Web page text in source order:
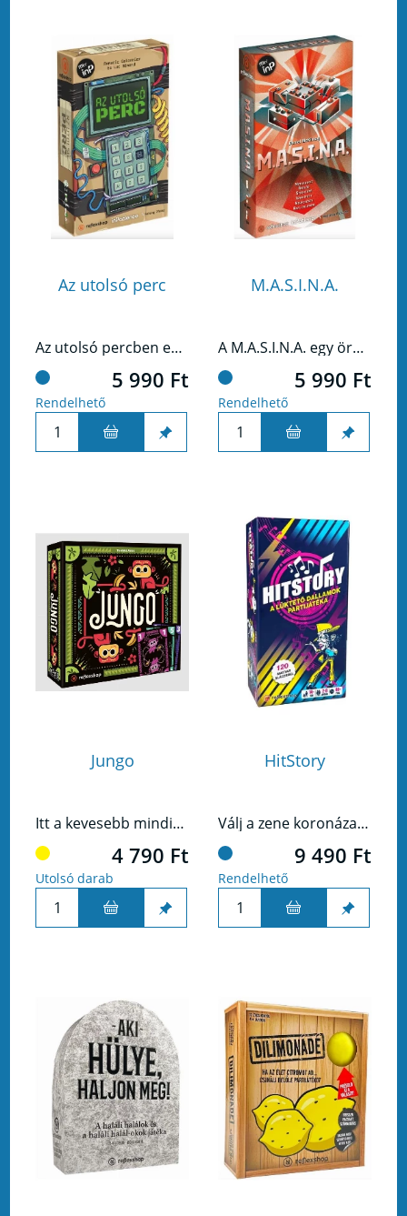
Az utolsó perc
Az utolsó percben egy elit bombaszakértő csapatként kell trükkös robbanószereket hatástalanítanotok, ami egy ilyen harcedzett bandának nem is lenne akadály, de mindenre csupán egy percetek van, miközben össze kell fognotok, és a szűkös időn belül minden felmerülő problémát el kell hárítanotok.
5 990 Ft
Rendelhető
M.A.S.I.N.A.
A M.A.S.I.N.A. egy örökké változó rejtvényekkel teli gép, amit csak Te tudsz megfejteni.
5 990 Ft
Rendelhető
Jungo
Itt a kevesebb mindig több! Szabadulj meg minél gyorsabban az összes kártyádtól! Kerekedj felül a többiek kártyáin, és játszd ki a legütősebb kombinációdat!A nagysikerű Trio kiadójától és illusztrátorától.
4 790 Ft
Utolsó darab
HitStory
Válj a zene koronázatlan királyává, miközben a barátaidat lenyűgözöd azzal, hogy még a régi slágerek évszámát is tudod!
9 490 Ft
Rendelhető